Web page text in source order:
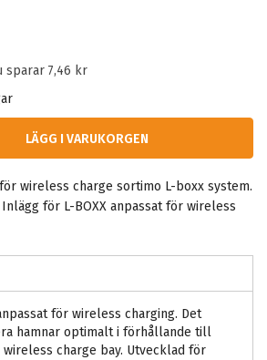
sparar 7,46 kr
LÄGG I VARUKORGEN
wireless charge sortimo L-boxx system.
för L-BOXX anpassat för wireless
för wireless charging. Det
hamnar optimalt i förhållande till
wireless charge bay. Utvecklad för